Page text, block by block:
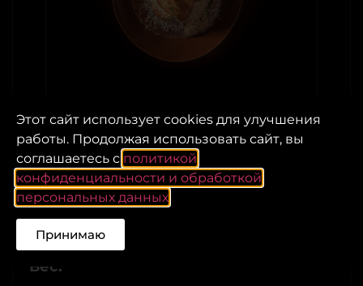
Цезарь с тигровыми креветками
Вес:
Этот сайт использует cookies для улучшения
работы. Продолжая использовать сайт, вы
соглашаетесь с политикой
конфиденциальности и обработкой
персональных данных
Принимаю